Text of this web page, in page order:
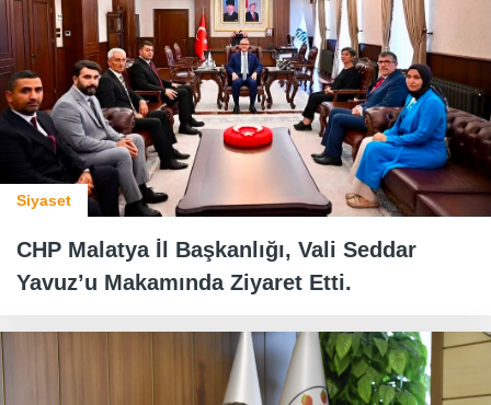
Siyaset
CHP Malatya İl Başkanlığı, Vali Seddar
Yavuz’u Makamında Ziyaret Etti.